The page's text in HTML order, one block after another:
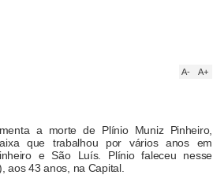
A+
A-
a morte de Plínio Muniz Pinheiro,
que trabalhou por vários anos em
e São Luís. Plínio faleceu nesse
aos 43 anos, na Capital.